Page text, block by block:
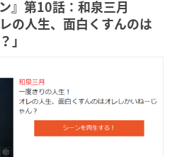
』第10話：和泉三月
の人生、面白くすんのは
」